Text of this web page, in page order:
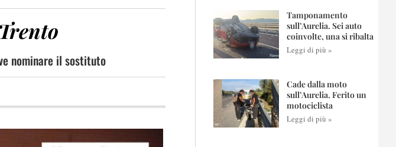
nominare il sostituto
Tamponamento
sull’Aurelia. Sei auto
coinvolte, una si ribalta
Leggi di più »
Cade dalla moto
sull’Aurelia. Ferito un
motociclista
Leggi di più »